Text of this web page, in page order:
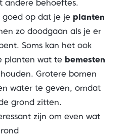
andere behoeftes.
goed op dat je je planten
zo doodgaan als je er
Soms kan het ook
planten wat te bemesten
Grotere bomen
water te geven, omdat
grond zitten.
zijn om even wat